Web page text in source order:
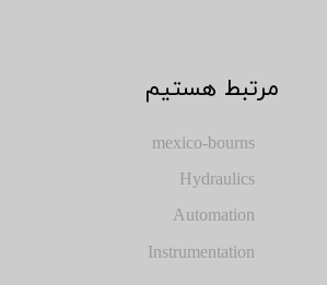
​مرتبط هستیم
mexico-bourns
Hydraulics
Automation
Instrumentation